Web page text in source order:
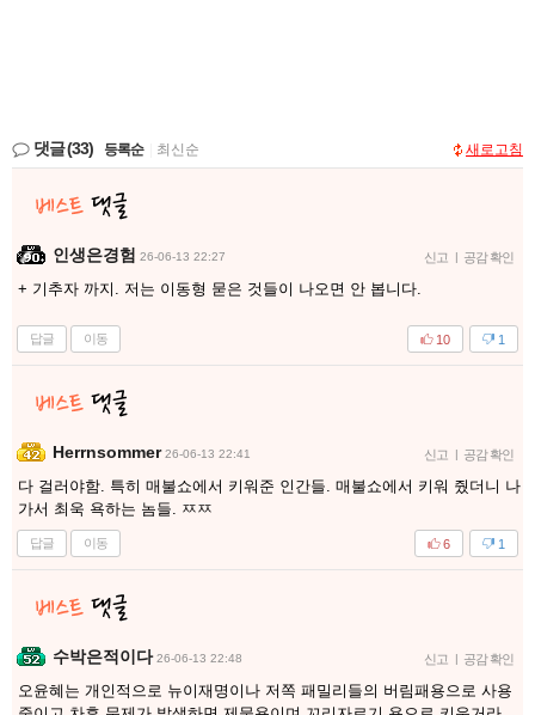
댓글(33) 등록순 최신순 새로고침
인생은경험 26-06-13 22:27 신고 | 공감 확인
+ 기추자 까지. 저는 이동형 묻은 것들이 나오면 안 봅니다.
답글 이동 1
10
Herrnsommer 26-06-13 22:41 신고 | 공감 확인
다 걸러야함. 특히 매불쇼에서 키워준 인간들. 매불쇼에서 키워 줬더니 나
가서 최욱 욕하는 놈들. ㅉㅉ
답글 이동 1
6
수박은적이다 26-06-13 22:48 신고 | 공감 확인
오윤혜는 개인적으로 뉴이재명이나 저쪽 패밀리들의 버림패용으로 사용